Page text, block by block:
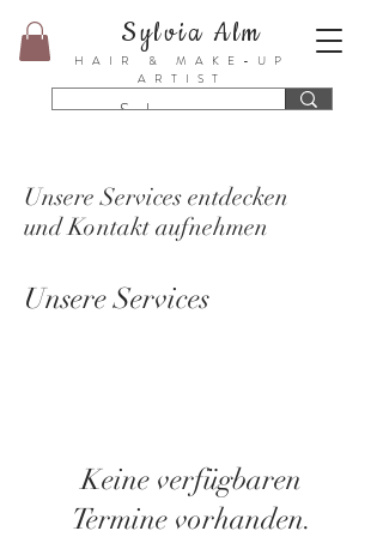
Sylvia Alm
HAIR & MAKE-UP
ARTIST
Unsere Services entdecken
und Kontakt aufnehmen
Unsere Services
Keine verfügbaren
Termine vorhanden.